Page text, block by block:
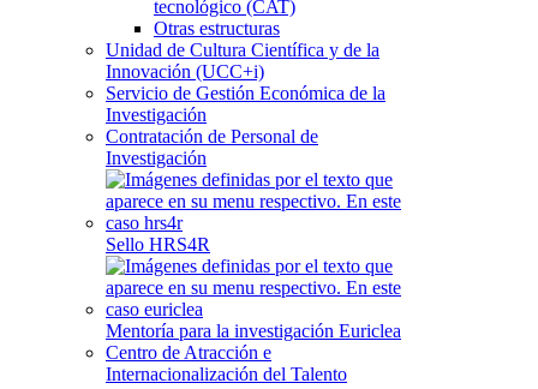
tecnológico (CAT)
Otras estructuras
Unidad de Cultura Científica y de la
Innovación (UCC+i)
Servicio de Gestión Económica de la
Investigación
Contratación de Personal de
Investigación
Sello HRS4R
Mentoría para la investigación Euriclea
Centro de Atracción e
Internacionalización del Talento